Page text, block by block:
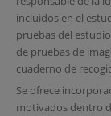
incluidos en el
pruebas del
de pruebas de
cuaderno de
Se ofrece
motivados dentro